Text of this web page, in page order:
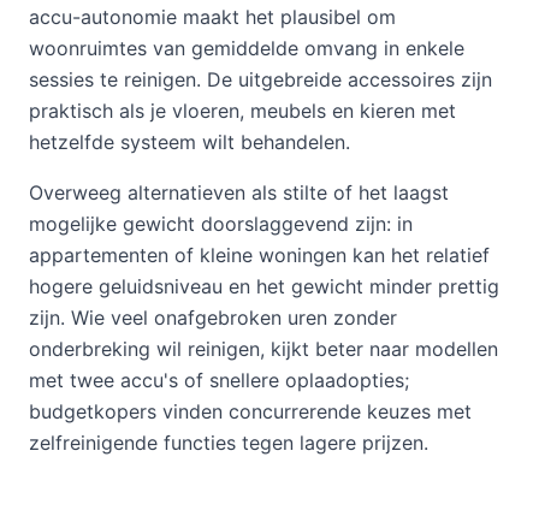
accu-autonomie maakt het plausibel om
woonruimtes van gemiddelde omvang in enkele
sessies te reinigen. De uitgebreide accessoires zijn
praktisch als je vloeren, meubels en kieren met
hetzelfde systeem wilt behandelen.
Overweeg alternatieven als stilte of het laagst
mogelijke gewicht doorslaggevend zijn: in
appartementen of kleine woningen kan het relatief
hogere geluidsniveau en het gewicht minder prettig
zijn. Wie veel onafgebroken uren zonder
onderbreking wil reinigen, kijkt beter naar modellen
met twee accu's of snellere oplaadopties;
budgetkopers vinden concurrerende keuzes met
zelfreinigende functies tegen lagere prijzen.